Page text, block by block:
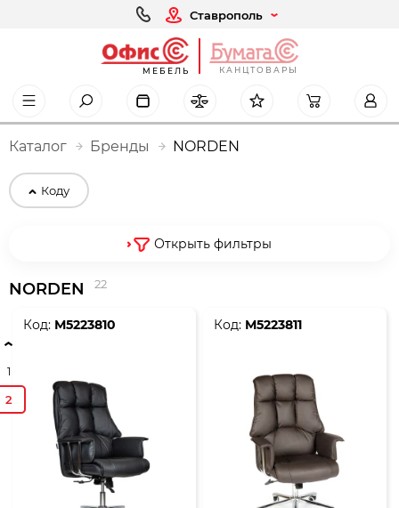
Ставрополь
МЕБЕЛЬ КАНЦТОВАРЫ
1
2
Каталог Бренды NORDEN
Коду
Открыть фильтры
NORDEN 22
Код: М5223810 Код: М5223811